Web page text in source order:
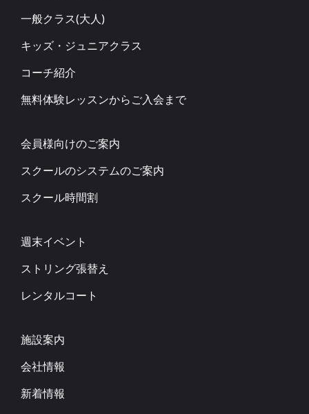
一般クラス(大人)
キッズ・ジュニアクラス
コーチ紹介
無料体験レッスンからご入会まで
会員様向けのご案内
スクールのシステムのご案内
スクール時間割
週末イベント
ストリング張替え
レンタルコート
施設案内
会社情報
新着情報